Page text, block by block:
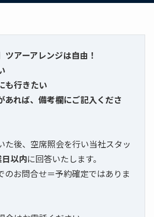
ツアーアレンジは自由！
も行きたい
あれば、備考欄にご記入くださ
た後、空席照会を行い当社スタッ
以内に回答いたします。
のお問合せ＝予約確定ではありま